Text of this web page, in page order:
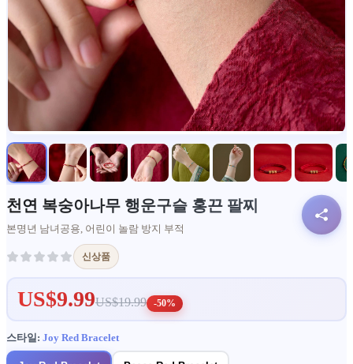
천연 복숭아나무 행운구슬 홍끈 팔찌
본명년 남녀공용, 어린이 놀람 방지 부적
신상품
US$9.99US$19.99 -50%
스타일: Joy Red Bracelet